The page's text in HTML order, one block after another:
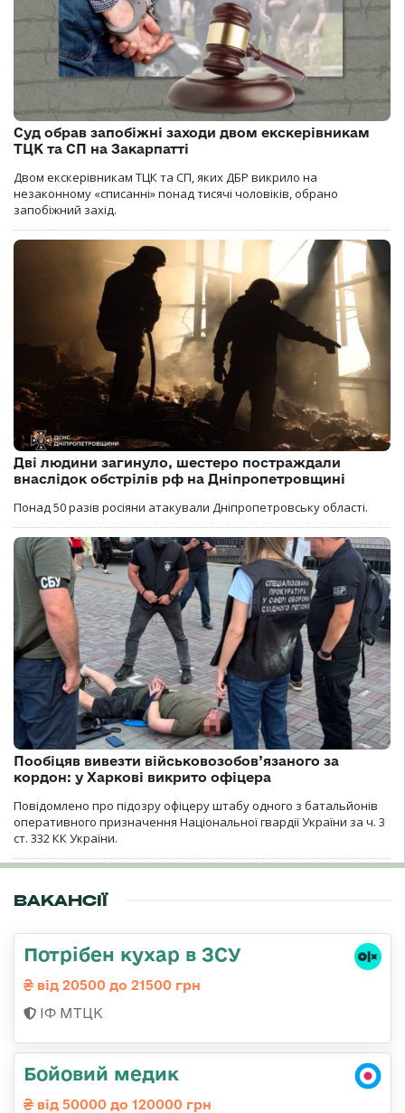
Суд обрав запобіжні заходи двом екскерівникам
ТЦК та СП на Закарпатті
Двом екскерівникам ТЦК та СП, яких ДБР викрило на
незаконному «списанні» понад тисячі чоловіків, обрано
запобіжний захід.
Дві людини загинуло, шестеро постраждали
внаслідок обстрілів рф на Дніпропетровщині
Понад 50 разів росіяни атакували Дніпропетровську області.
Пообіцяв вивезти військовозобов’язаного за
кордон: у Харкові викрито офіцера
Повідомлено про підозру офіцеру штабу одного з батальйонів
оперативного призначення Національної гвардії України за ч. 3
ст. 332 КК України.
ВАКАНСІЇ
Потрібен кухар в ЗСУ
від 20500 до 21500 грн
ІФ МТЦК
Бойовий медик
від 50000 до 120000 грн